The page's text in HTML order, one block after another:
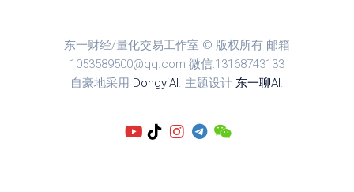
东一财经/量化交易工作室 © 版权所有 邮箱
1053589500@qq.com 微信:13168743133
自豪地采用 DongyiAI. 主题设计 东一聊AI.